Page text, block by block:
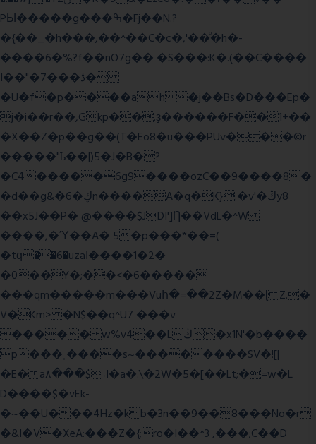
PЫ�����g���ߒ�Fj��N.?
�{��_�h���,��^��C�c�,'��ͦ�h�-
����6�%?f��nO7 g�� �S���:K�.(��C����
I��"�7 ���ڎ�
�U�f�p����ah �j��Bs�D���Ep�
j�i��r��,Gkp��.ҙ������F��1+��
�X��Z�p��g��(T�Eo8�u���PUv���©r
�����"ҍ��|)5�J�B�?
�C4�����6g9����ozC��9����8�
�d��g&�6�ڮn����A�q�K}.�v'�ڭy8
��x5J��P� @����$JDI']Ƞ��VdL�^W
����,�Ύ��A� 5�p���*��=(
�tԛ��6�uzaІ����1�2�
�0��Y�;��<�6�����
���qm�����m���Vuհ�=��2Z�M��ɭ Z.�
V�Km> �N$��q^U7 ���v
����� w%v4��Lڭ�x1N'�b����
p���˿����s~��������SV�![|
�E� a٨���$˖I�a�.\�2W�5�[��Lt;�=w�L
D����$�vEk-
�~��U���4Hz�kb�3n��9��8���No�r
�&I�V�XeA:���Z�{;ro�I��^3 ,���;C��D